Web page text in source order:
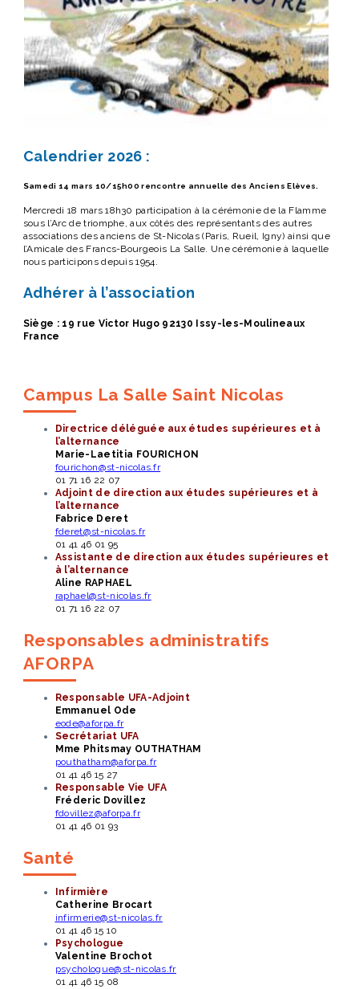
Calendrier 2026 :
Samedi 14 mars 10/15h00 rencontre annuelle des Anciens Elèves.
Mercredi 18 mars 18h30 participation à la cérémonie de la Flamme
sous l’Arc de triomphe, aux côtés des représentants des autres
associations des anciens de St-Nicolas (Paris, Rueil, Igny) ainsi que
l’Amicale des Francs-Bourgeois La Salle. Une cérémonie à laquelle
nous participons depuis 1954.
Adhérer à l’association
Siège : 19 rue Victor Hugo 92130 Issy-les-Moulineaux
France
Campus La Salle Saint Nicolas
Directrice déléguée aux études supérieures et à
l’alternance
Marie-Laetitia FOURICHON
fourichon@st-nicolas.fr
01 71 16 22 07
Adjoint de direction aux études supérieures et à
l’alternance
Fabrice Deret
fderet@st-nicolas.fr
01 41 46 01 95
Assistante de direction aux études supérieures et
à l’alternance
Aline RAPHAEL
raphael@st-nicolas.fr
01 71 16 22 07
Responsables administratifs
AFORPA
Responsable UFA-Adjoint
Emmanuel Ode
eode@aforpa.fr
Secrétariat UFA
Mme Phitsmay OUTHATHAM
pouthatham@aforpa.fr
01 41 46 15 27
Responsable Vie UFA
Fréderic Dovillez
fdovillez@aforpa.fr
01 41 46 01 93
Santé
Infirmière
Catherine Brocart
infirmerie@st-nicolas.fr
01 41 46 15 10
Psychologue
Valentine Brochot
psychologue@st-nicolas.fr
01 41 46 15 08